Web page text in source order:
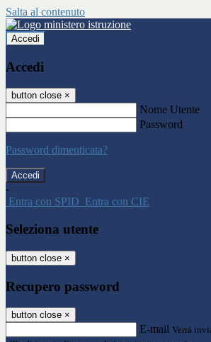
Salta al contenuto
Accedi
Accedi
button close ×
Nome Utente
Password
Password dimenticata?
-
Entra con SPID Entra con CIE
Seleziona utente
button close ×
Recupero password
button close ×
E-mail Verrà